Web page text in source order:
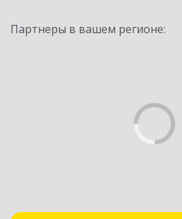
Партнеры в вашем регионе: